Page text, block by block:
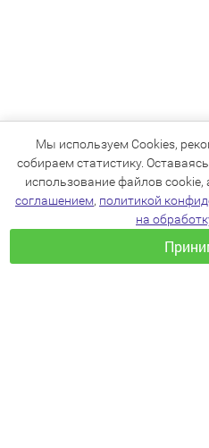
Мы используем Cookies,
собираем статистику.
использование файлов cookie,
соглашением, политикой
на